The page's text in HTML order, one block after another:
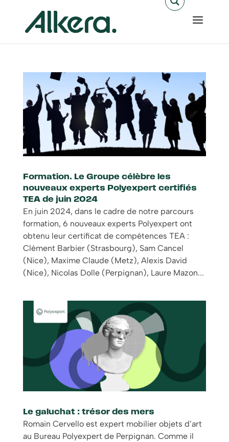
Formation. Le Groupe célèbre les
nouveaux experts Polyexpert certifiés
TEA de juin 2024
En juin 2024, dans le cadre de notre parcours
formation, 6 nouveaux experts Polyexpert ont
obtenu leur certificat de compétences TEA :
Clément Barbier (Strasbourg), Sam Cancel
(Nice), Maxime Claude (Metz), Alexis David
(Nice), Nicolas Dolle (Perpignan), Laure Mazon...
Le galuchat : trésor des mers
Romain Cervello est expert mobilier objets d’art
au Bureau Polyexpert de Perpignan. Comme il